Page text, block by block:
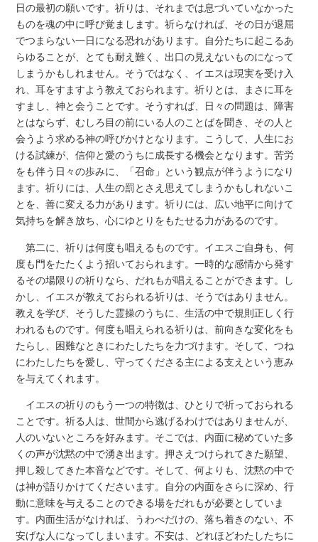
日の最初の願いです。祈りは、それまでは息づいていなかった
ものを魂の中に呼び覚まします。祈らなければ、その日が退屈
でつまらない一日になる恐れがあります。自分たちに起こるあ
らゆることが、とても耐え難く、出口の見えないものになって
しまうかもしれません。そうではなく、イエスは現実を受け入
れ、耳をすますよう教えておられます。祈りとは、まさに耳を
すまし、神と会うことです。そうすれば、日々の問題は、障害
とはならず、むしろ目の前にいる人のことばを聞き、その人と
会うよう求める神の呼びかけとなります。こうして、人生にお
ける試練が、信仰と愛のうちに成長する機会となります。苦労
をも伴う日々の歩みに、「召命」という観点が伴うようになり
ます。祈りには、人生の罰とさえ思えてしまうかもしれないこ
とを、善に変える力があります。祈りには、広い地平に向けて
気持ちを解き放ち、心にゆとりをもたせる力があるのです。
第二に、祈りは何度も唱えるものです。イエスご自身も、何
度も門をたたくよう招いておられます。一時的な感情から発す
るその場限りの祈りなら、だれもが唱えることができます。し
かし、イエスが教えておられる祈りは、そうではありません。
教えを学び、そうした霊操のうちに、生活の中で規則正しく行
われるものです。何度も唱えられる祈りは、前向きな変化をも
たらし、困難なときにわたしたちを力づけます。そして、つね
にわたしたちを愛し、守ってくださる主による支えという恵み
を与えてくれます。
イエスの祈りのもう一つの特徴は、ひとりで祈っておられる
ことです。祈る人は、世間から逃げるわけではありませんが、
人のいないところを好みます。そこでは、内面に秘めていた多
くの声が沈黙の中で湧き出ます。押さえつけられてきた願望、
押し殺してきた本音などです。そして、何よりも、沈黙の中で
は神が語りかけてくださいます。自分の内面をさらに深め、行
動に意味を与えることのできる場をだれもが必要としていま
す。内面生活がなければ、うわべだけの、落ち着きのない、不
安げな人になってしまいます。不安は、どれほどわたしたちに